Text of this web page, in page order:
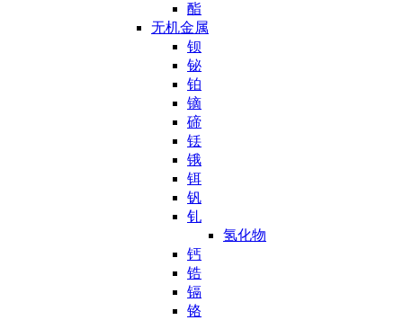
酯
无机金属
钡
铋
铂
镝
碲
铥
锇
铒
钒
钆
氢化物
钙
锆
镉
铬